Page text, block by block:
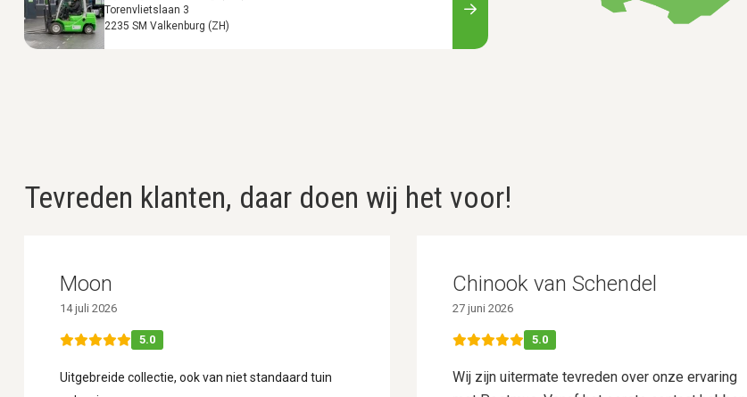
Torenvlietslaan 3
2235 SM Valkenburg (ZH)
Tevreden klanten, daar doen wij het voor!
Moon
14 juli 2026
5.0
Uitgebreide collectie, ook van niet standaard tuin
Chinook van Schendel
27 juni 2026
5.0
Wij zijn uitermate tevreden over onze ervaring